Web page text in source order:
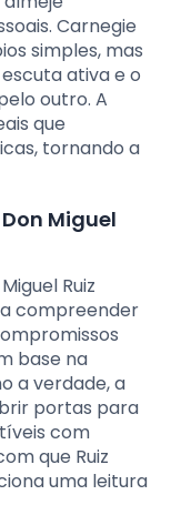
Carnegie
simples, mas
ativa e o
outro. A
que
tornando a
Miguel
Ruiz
compreender
base na
a verdade, a
portas para
com
que Ruiz
uma leitura